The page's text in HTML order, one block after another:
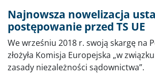
Najnowsza nowelizacja
postępowanie przed TS UE
We wrześniu 2018 r. swoją skargę na
złożyła Komisja Europejska „w
zasady niezależności sądownictwa”.